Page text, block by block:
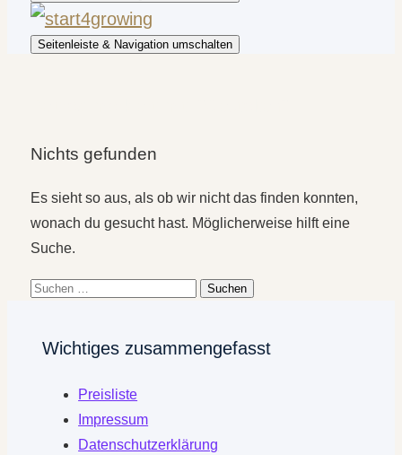
Seitenleiste & Navigation umschalten
Nichts gefunden
Es sieht so aus, als ob wir nicht das finden konnten,
wonach du gesucht hast. Möglicherweise hilft eine
Suche.
Suchen
Wichtiges zusammengefasst
Preisliste
Impressum
Datenschutzerklärung